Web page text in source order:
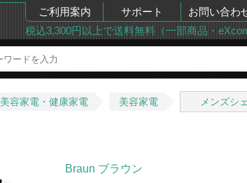
ご利用案内 サポート お問い合わ
税込3,300円以上で送料無料（一部商品・
美容家電・健康家電 美容家電 メンズシ
Braun ブラウン